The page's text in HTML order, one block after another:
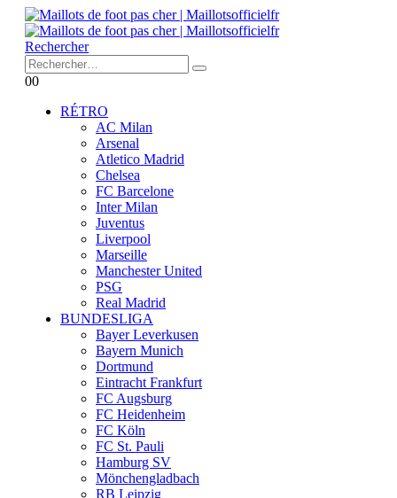
Rechercher
00
RÉTRO
AC Milan
Arsenal
Atletico Madrid
Chelsea
FC Barcelone
Inter Milan
Juventus
Liverpool
Marseille
Manchester United
PSG
Real Madrid
BUNDESLIGA
Bayer Leverkusen
Bayern Munich
Dortmund
Eintracht Frankfurt
FC Augsburg
FC Heidenheim
FC Köln
FC St. Pauli
Hamburg SV
Mönchengladbach
RB Leipzig